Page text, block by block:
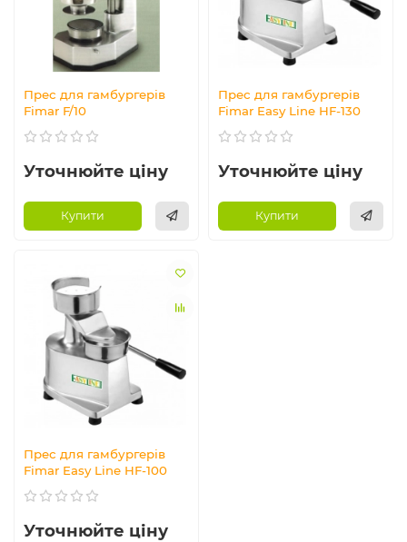
Прес для гамбургерів
Fimar F/10
Уточнюйте ціну
Купити
Прес для гамбургерів
Fimar Easy Line HF-130
Уточнюйте ціну
Купити
Прес для гамбургерів
Fimar Easy Line HF-100
Уточнюйте ціну